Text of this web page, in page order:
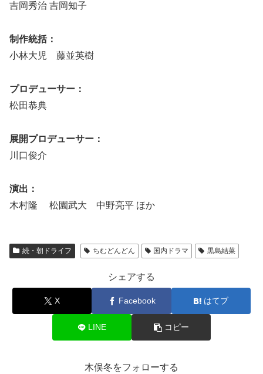
吉岡秀治 吉岡知子
制作統括：
小林大児 藤並英樹
プロデューサー：
松田恭典
展開プロデューサー：
川口俊介
演出：
木村隆 松園武大 中野亮平 ほか
続・朝ドライフ ちむどんどん 国内ドラマ 黒島結菜
シェアする
X Facebook はてブ
LINE コピー
木俣冬をフォローする